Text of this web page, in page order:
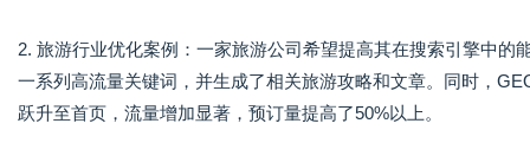
2. 旅游行业优化案例：一家旅游公司希望提高其在搜索引擎中
一系列高流量关键词，并生成了相关旅游攻略和文章。同时，
跃升至首页，流量增加显著，预订量提高了50%以上。